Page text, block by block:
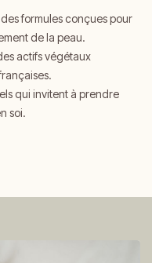
des formules conçues pour
de la peau.
actifs végétaux
qui invitent à prendre
soi.